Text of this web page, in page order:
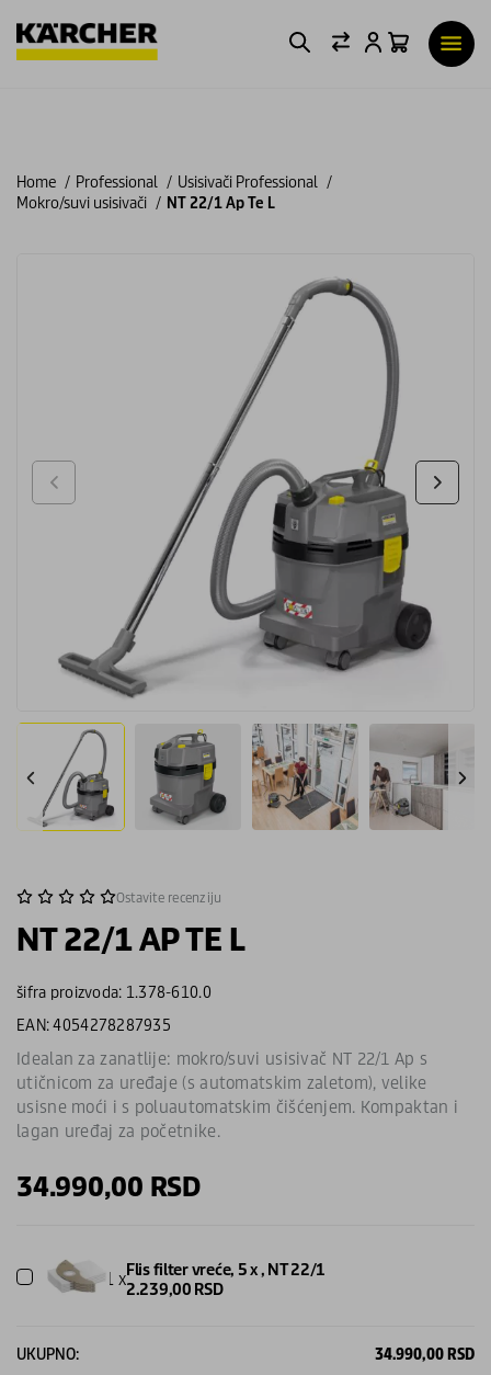
Home Professional
Usisivači Professional
Mokro/suvi usisivači
NT 22/1 Ap Te L
Ostavite recenziju
NT 22/1 AP TE L
šifra proizvoda: 1.378-610.0
EAN: 4054278287935
Idealan za zanatlije: mokro/suvi usisivač NT 22/1 Ap s
utičnicom za uređaje (s automatskim zaletom), velike
usisne moći i s poluautomatskim čišćenjem. Kompaktan i
lagan uređaj za početnike.
34.990,00 RSD
1 xFlis filter vreće, 5 x , NT 22/1
2.239,00 RSD
UKUPNO: 34.990,00RSD